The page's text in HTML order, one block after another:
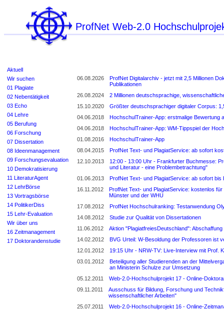
ProfNet Web-2.0
Aktuell
Wir suchen
01 Plagiate
02 Nebentätigkeit
03 Echo
04 Lehre
05 Berufung
06 Forschung
07 Dissertation
08 Ideenmanagement
09 Forschungsevaluation
10 Demokratisierung
11 LiteraturAgent
12 LehrBörse
13 Vortragsbörse
14 PolitikerDiss
15 Lehr-Evaluation
Wir über uns
16 Zeitmanagement
17 Doktorandenstudie
06.08.2026
ProfNet Digitalarchiv - jetzt mit 2,5 Millionen
Publikationen
26.08.2024
2 Millionen deutschsprachige,
15.10.2020
Größter deutschsprachiger digitaler Corpus:
04.06.2018
HochschulTrainer-App: erstmalige Bewertung
04.06.2018
HochschulTrainer-App: WM-Tippspiel der
01.08.2016
HochschulTrainer-App
08.04.2015
ProfNet Text- und PlagiatService: ab sofort
12.10.2013
12:00 - 13:00 Uhr - Frankfurter Buchmesse:
und Literatur - eine Problembetrachtung"
01.06.2013
ProfNet Text- und PlagiatService: ab sofort
16.11.2012
ProfNet Text- und PlagiatService: kostenlos
Münster und der WHU
17.08.2012
ProfNet Hochschulranking: Testanwendung
14.08.2012
Studie zur Qualität von Dissertationen
11.06.2012
Aktion "PlagiatfreiesDeutschland":
14.02.2012
BVG Urteil: W-Besoldung der Professoren ist
12.01.2012
19:15 Uhr - NRW-TV: Live-Interview mit Prof.
03.01.2012
Beteiligung aller Studierenden an der
an Ministerin Schulze zur Umsetzung
05.12.2011
Web-2.0-Hochschulprojekt 17 - Online-
09.11.2011
Ausschuss für Bildung, Forschung und
wissenschaftlicher Arbeiten"
25.07.2011
Web-2.0-Hochschulprojekt 16 - Online-